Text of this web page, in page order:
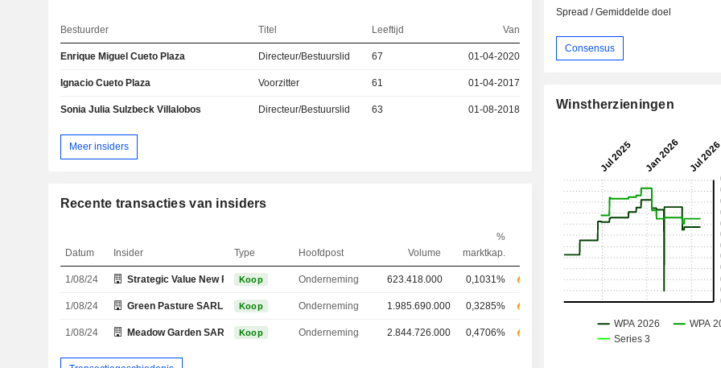
Bestuurder Titel Leeftijd Van
Enrique Miguel Cueto Plaza Directeur/Bestuurslid 67 01-04-2020
Ignacio Cueto Plaza Voorzitter 61 01-04-2017
Sonia Julia Sulzbeck Villalobos Directeur/Bestuurslid 63 01-08-2018
Meer insiders
Recente transacties van insiders
Datum Insider Type Hoofdpost Volume
%
marktkap.
1/08/24 Strategic Value New Rising Fund LP
Koop Onderneming 623.418.000 0,1031%
1/08/24 Green Pasture SARL Koop Onderneming 1.985.690.000 0,3285%
1/08/24 Meadow Garden SARL Koop Onderneming 2.844.726.000 0,4706%
Spread / Gemiddelde doel
Consensus
Winstherzieningen